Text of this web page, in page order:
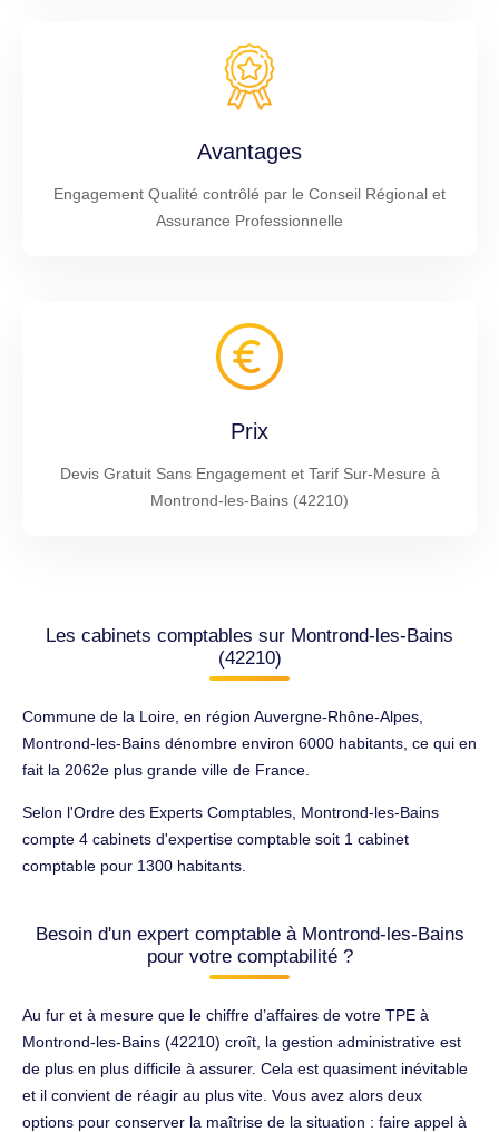
Avantages
Engagement Qualité contrôlé par le Conseil Régional et
Assurance Professionnelle
Prix
Devis Gratuit Sans Engagement et Tarif Sur-Mesure à
Montrond-les-Bains (42210)
Les cabinets comptables sur Montrond-les-Bains
(42210)
Commune de la Loire, en région Auvergne-Rhône-Alpes,
Montrond-les-Bains dénombre environ 6000 habitants, ce qui en
fait la 2062e plus grande ville de France.
Selon l'Ordre des Experts Comptables, Montrond-les-Bains
compte 4 cabinets d'expertise comptable soit 1 cabinet
comptable pour 1300 habitants.
Besoin d'un expert comptable à Montrond-les-Bains
pour votre comptabilité ?
Au fur et à mesure que le chiffre d’affaires de votre TPE à
Montrond-les-Bains (42210) croît, la gestion administrative est
de plus en plus difficile à assurer. Cela est quasiment inévitable
et il convient de réagir au plus vite. Vous avez alors deux
options pour conserver la maîtrise de la situation : faire appel à